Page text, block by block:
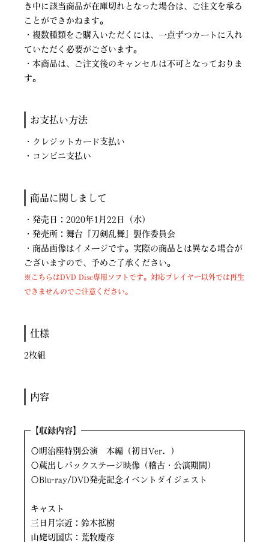
き中に該当商品が在庫切れとなった場合は、ご注文を承る
ことができかねます。
・複数種類をご購入いただくには、一点ずつカートに入れ
ていただく必要がございます。
・本商品は、ご注文後のキャンセルは不可となっておりま
す。
お支払い方法
・クレジットカード支払い
・コンビニ支払い
商品に関しまして
・発売日：2020年1月22日（水）
・発売所：舞台『刀剣乱舞』製作委員会
・商品画像はイメージです。実際の商品とは異なる場合が
ございますので、予めご了承ください。
※こちらはDVD Disc専用ソフトです。対応プレイヤー以外では再生
できませんのでご注意ください。
仕様
2枚組
内容
【収録内容】
〇明治座特別公演 本編（初日Ver．）
〇蔵出しバックステージ映像（稽古・公演期間）
〇Blu-ray/DVD発売記念イベントダイジェスト
キャスト
三日月宗近：鈴木拡樹
山姥切国広：荒牧慶彦